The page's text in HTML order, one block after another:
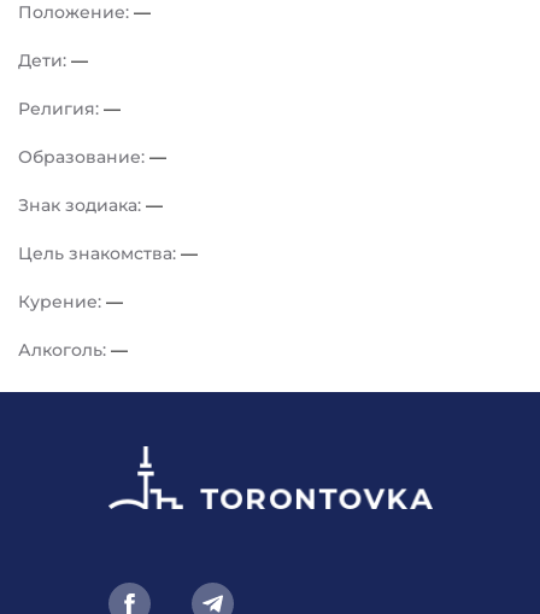
Положение: —
Дети: —
Религия: —
Образование: —
Знак зодиака: —
Цель знакомства: —
Курение: —
Алкоголь: —